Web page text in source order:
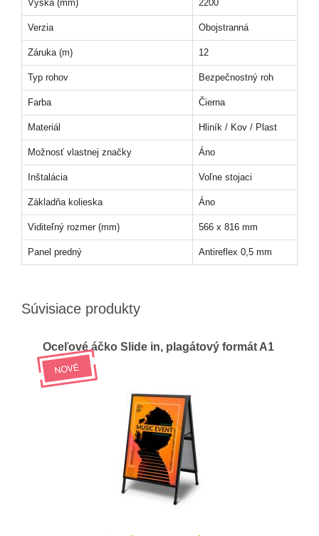
Výška (mm) 2200
Verzia Obojstranná
Záruka (m) 12
Typ rohov Bezpečnostný roh
Farba Čierna
Materiál Hliník / Kov / Plast
Možnosť vlastnej značky Áno
Inštalácia Voľne stojaci
Základňa kolieska Áno
Viditeľný rozmer (mm) 566 x 816 mm
Panel predný Antireflex 0,5 mm
Súvisiace produkty
Oceľové áčko Slide in, plagátový formát A1